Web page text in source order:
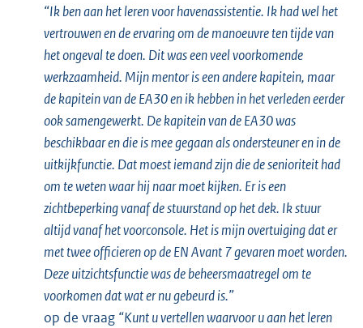
“Ik ben aan het leren voor havenassistentie. Ik had wel het
vertrouwen en de ervaring om de manoeuvre ten tijde van
het ongeval te doen. Dit was een veel voorkomende
werkzaamheid. Mijn mentor is een andere kapitein, maar
de kapitein van de EA30 en ik hebben in het verleden eerder
ook samengewerkt. De kapitein van de EA30 was
beschikbaar en die is mee gegaan als ondersteuner en in de
uitkijkfunctie. Dat moest iemand zijn die de senioriteit had
om te weten waar hij naar moet kijken. Er is een
zichtbeperking vanaf de stuurstand op het dek. Ik stuur
altijd vanaf het voorconsole. Het is mijn overtuiging dat er
met twee officieren op de EN Avant 7 gevaren moet worden.
Deze uitzichtsfunctie was de beheersmaatregel om te
voorkomen dat wat er nu gebeurd is.”
op de vraag “Kunt u vertellen waarvoor u aan het leren